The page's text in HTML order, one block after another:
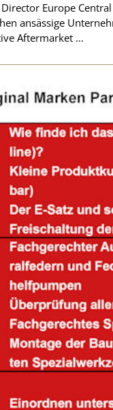
Europe
ansässige
Aftermarket …